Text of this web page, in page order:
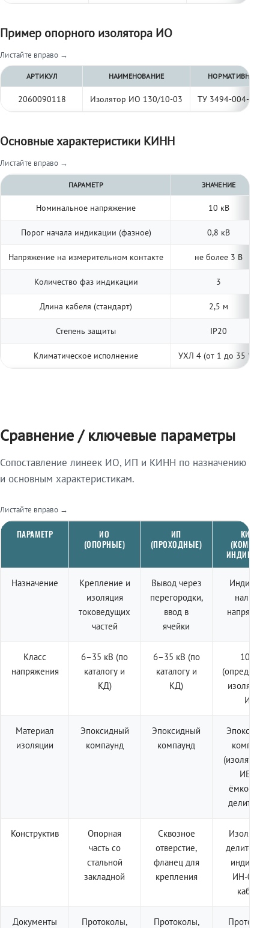
Пример опорного изолятора ИО
Листайте вправо →
АРТИКУЛ НАИМЕНОВАНИЕ НОРМАТИВНЫЙ
2060090118 Изолятор ИО 130/10-03 ТУ 3494-004-
Основные характеристики КИНН
Листайте вправо →
ПАРАМЕТР ЗНАЧЕНИЕ
Номинальное напряжение 10 кВ
Порог начала индикации (фазное) 0,8 кВ
Напряжение на измерительном контакте не более 3 В
Количество фаз индикации 3
Длина кабеля (стандарт) 2,5 м
Степень защиты IP20
Климатическое исполнение УХЛ 4 (от 1 до 35 °С)
Сравнение / ключевые параметры
Сопоставление линеек ИО, ИП и КИНН по назначению
и основным характеристикам.
Листайте вправо →
ПАРАМЕТР
ИО
(ОПОРНЫЕ)
ИП
(ПРОХОДНЫЕ)
КИНН
Назначение
Крепление и
изоляция
токоведущих
частей
Вывод через
перегородки,
ввод в
ячейки
наличия
Класс
напряжения
6–35 кВ (по
каталогу и
КД)
6–35 кВ (по
каталогу и
КД)
10 кВ
ИЕ)
Материал
изоляции
Эпоксидный
компаунд
Эпоксидный
компаунд
компаунд
(изолятор
ИЕп с
Конструктив
Опорная
часть со
стальной
закладной
Сквозное
отверстие,
фланец для
крепления
Изолятор
ИН-001 +
кабель
Документы
Протоколы,
Протоколы,